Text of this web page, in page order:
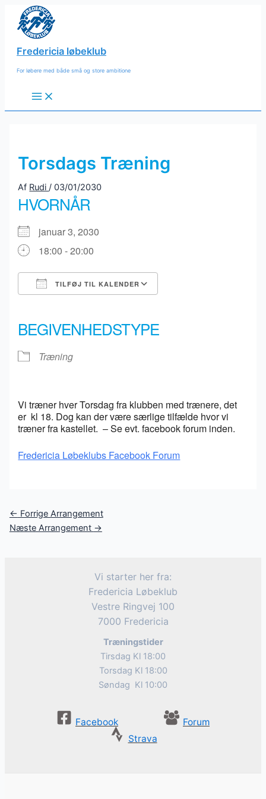
indholdet
Fredericia løbeklub
For løbere med både små og store ambitione
Main
Menu
Torsdags Træning
Af Rudi/03/01/2030
HVORNÅR
januar 3, 2030
18:00 - 20:00
TILFØJ TIL KALENDER
BEGIVENHEDSTYPE
Træning
Vi træner hver Torsdag fra klubben med trænere, det
er kl 18. Dog kan der være særlige tilfælde hvor vi
træner fra kastellet. – Se evt. facebook forum inden.
Fredericia Løbeklubs Facebook Forum
Post
navigation
← Forrige Arrangement
Næste Arrangement →
Vi starter her fra:
Fredericia Løbeklub
Vestre Ringvej 100
7000 Fredericia
Træningstider
Tirsdag Kl 18:00
Torsdag Kl 18:00
Søndag Kl 10:00
Facebook
Forum
Strava